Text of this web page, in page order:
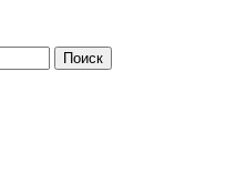
Поиск